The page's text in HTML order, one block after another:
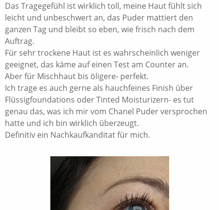
Das Tragegefühl ist wirklich toll, meine Haut fühlt sich
leicht und unbeschwert an, das Puder mattiert den
ganzen Tag und bleibt so eben, wie frisch nach dem
Auftrag.
Für sehr trockene Haut ist es wahrscheinlich weniger
geeignet, das käme auf einen Test am Counter an.
Aber für Mischhaut bis öligere- perfekt.
Ich trage es auch gerne als hauchfeines Finish über
Flüssigfoundations oder Tinted Moisturizern- es tut
genau das, was ich mir vom Chanel Puder versprochen
hatte und ich bin wirklich überzeugt.
Definitiv ein Nachkaufkanditat für mich.